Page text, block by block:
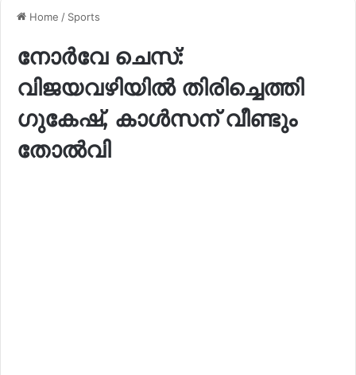
Home / Sports
നോർവേ ചെസ്:
വിജയവഴിയിൽ തിരിച്ചെത്തി
ഗുകേഷ്, കാൾസന് വീണ്ടും
തോൽവി